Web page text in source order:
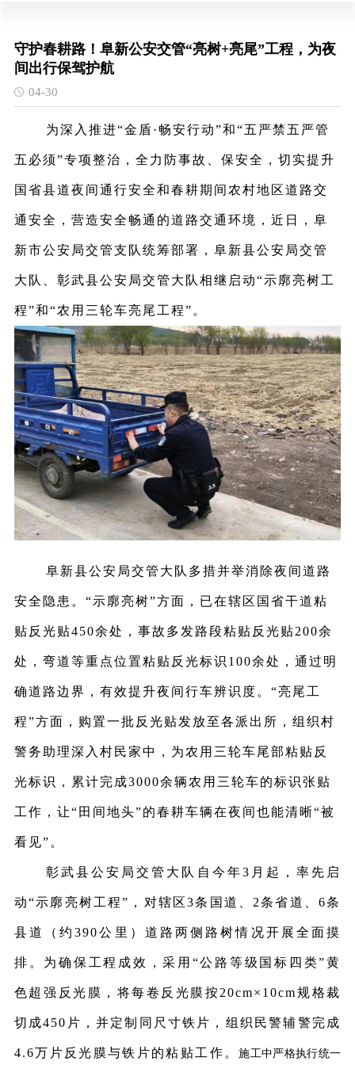
守护春耕路！阜新公安交管“亮树+亮尾”工程，为夜
间出行保驾护航
04-30
为深入推进“金盾·畅安行动”和“五严禁五严管
五必须”专项整治，全力防事故、保安全，切实提升
国省县道夜间通行安全和春耕期间农村地区道路交
通安全，营造安全畅通的道路交通环境，近日，阜
新市公安局交管支队统筹部署，阜新县公安局交管
大队、彰武县公安局交管大队相继启动“示廓亮树工
程”和“农用三轮车亮尾工程” 。
阜新县公安局交管大队多措并举消除夜间道路
安全隐患。 “示廓亮树”方面，已在辖区国省干道粘
贴反光贴450余处，事故多发路段粘贴反光贴200余
处，弯道等重点位置粘贴反光标识100余处，通过明
确道路边界，有效提升夜间行车辨识度。“亮尾工
程”方面，购置一批反光贴发放至各派出所，组织村
警务助理深入村民家中，为农用三轮车尾部粘贴反
光标识，累计完成3000余辆农用三轮车的标识张贴
工作，让“田间地头”的春耕车辆在夜间也能清晰“被
看见”。
彰武县公安局交管大队自今年3月起，率先启
动“示廓亮树工程”，对辖区3条国道、2条省道、6条
县道（约390公里）道路两侧路树情况开展全面摸
排。为确保工程成效，采用“公路等级国标四类”黄
色超强反光膜，将每卷反光膜按20cm×10cm规格裁
切成450片，并定制同尺寸铁片，组织民警辅警完成
4.6万片反光膜与铁片的粘贴工作。施工中严格执行统一